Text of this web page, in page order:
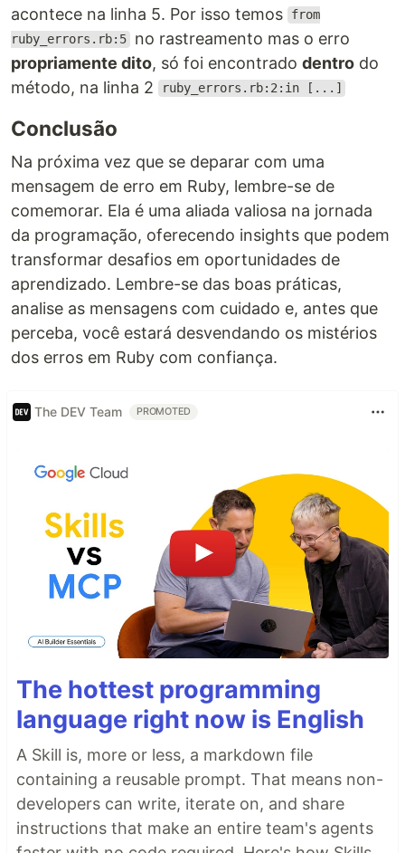
acontece na linha 5. Por isso temos
from
ruby_errors.rb:5 no rastreamento mas o erro
propriamente dito, só foi encontrado dentro do
método, na linha 2
ruby_errors.rb:2:in [...]
Conclusão
Na próxima vez que se deparar com uma
mensagem de erro em Ruby, lembre-se de
comemorar. Ela é uma aliada valiosa na jornada
da programação, oferecendo insights que podem
transformar desafios em oportunidades de
aprendizado. Lembre-se das boas práticas,
analise as mensagens com cuidado e, antes que
perceba, você estará desvendando os mistérios
dos erros em Ruby com confiança.
The DEV Team PROMOTED
The hottest programming
language right now is English
A Skill is, more or less, a markdown file
containing a reusable prompt. That means non-
developers can write, iterate on, and share
instructions that make an entire team's agents